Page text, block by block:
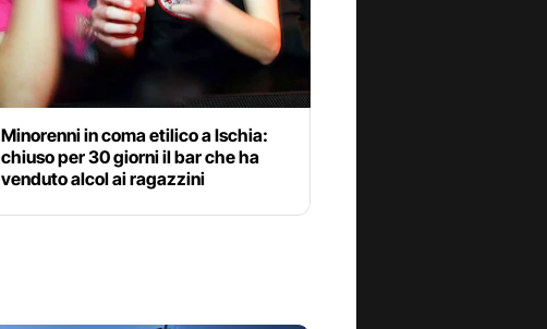
Minorenni in coma etilico a Ischia:
chiuso per 30 giorni il bar che ha
venduto alcol ai ragazzini